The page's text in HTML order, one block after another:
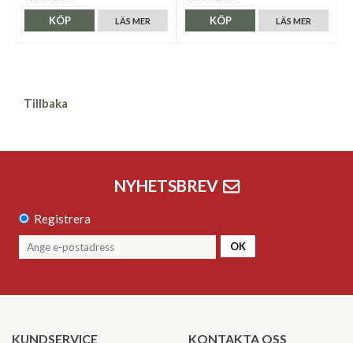
LÄS MER
KÖP LÄS MER
KÖP
Tillbaka
NYHETSBREV
Registrera
OK
KUNDSERVICE KONTAKTA OSS